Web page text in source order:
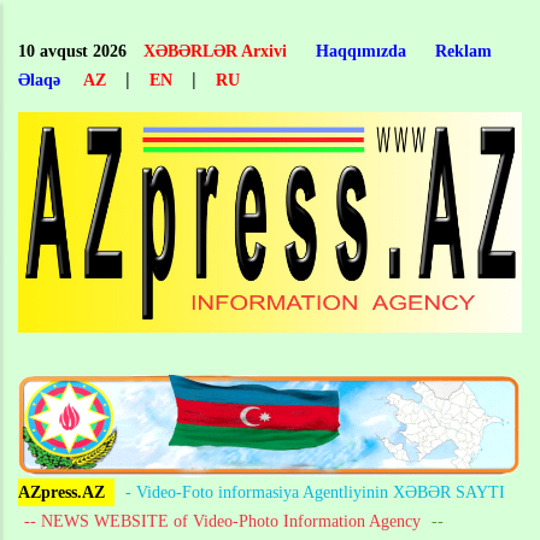
main
content
10 avqust 2026 XƏBƏRLƏR Arxivi Haqqımızda
Reklam
Əlaqə
AZ | EN | RU
AZpress.AZ
- Video-Foto informasiya Agentliyinin XƏBƏR SAYTI
-- NEWS WEBSITE of Video-Photo Information Agency --